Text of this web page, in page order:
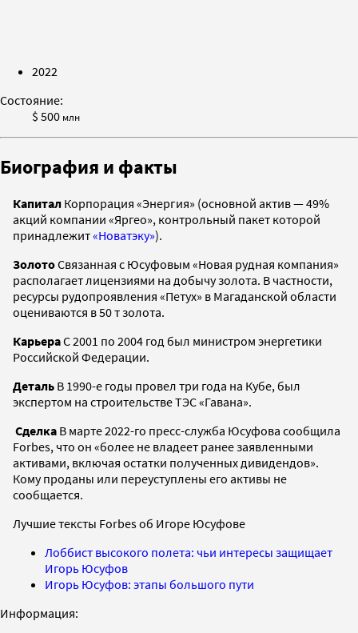
2022
Состояние:
$ 500 млн
Биография и факты
Капитал Корпорация «Энергия» (основной актив — 49%
акций компании «Яргео», контрольный пакет которой
принадлежит«Новатэку»).
ЗолотоСвязанная с Юсуфовым «Новая рудная компания»
располагает лицензиями на добычу золота. В частности,
ресурсы рудопроявления «Петух» в Магаданской области
оцениваются в 50 т золота.
КарьераС 2001 по 2004 год был министром энергетики
Российской Федерации.
Деталь В 1990-е годы провел три года на Кубе, был
экспертом на строительстве ТЭС «Гавана».
Сделка В марте 2022-го пресс-служба Юсуфова сообщила
Forbes, что он «более не владеет ранее заявленными
активами, включая остатки полученных дивидендов».
Кому проданы или переуступлены его активы не
сообщается.
Лучшие тексты Forbes об Игоре Юсуфове
Лоббист высокого полета: чьи интересы защищает
Игорь Юсуфов
Игорь Юсуфов: этапы большого пути
Информация: